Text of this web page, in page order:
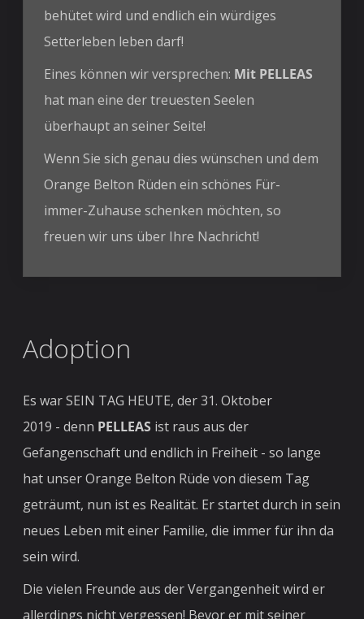
behütet wird und endlich ein würdiges
Setterleben leben darf!
Eines können wir versprechen: Mit PELLEAS
hat man eine der treuesten Seelen
überhaupt an seiner Seite!
Wenn Sie sich genau dies wünschen und dem
Orange Belton Rüden ein schönes Für-
immer-Zuhause schenken möchten, so
freuen wir uns über Ihre Nachricht!
Adoption
Es war SEIN TAG HEUTE, der 31. Oktober
2019 - denn PELLEAS ist raus aus der
Gefangenschaft und endlich in Freiheit - so lange
hat unser Orange Belton Rüde von diesem Tag
geträumt, nun ist es Realität. Er startet durch in sein
neues Leben mit einer Familie, die immer für ihn da
sein wird.
Die vielen Freunde aus der Vergangenheit wird er
allerdings nicht vergessen! Bevor er mit seiner